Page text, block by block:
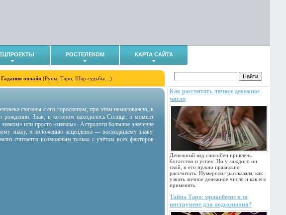
РОСТЕЛЕКОМ КАРТА САЙТА
Гадания онлайн (Руны, Таро, Шар судьбы…)
Как рассчитать личное денежное
число
Денежный код способен привлечь
богатство и успех. Но у каждого он
свой, и его нужно правильно
рассчитать. Нумеролог рассказала, как
узнать личное денежное число и как его
применять.
Тайна Таро: мракобесие или
инструмент для подсознания?
связаны с его гороскопом, при этом немаловажно, в
рождении. Знак, в котором находилось Солнце, в момент
или просто «знаком». Астрологи большое значение
знаку, и положению асцендента — восходящему знаку.
считается возможным только с учётом всех факторов